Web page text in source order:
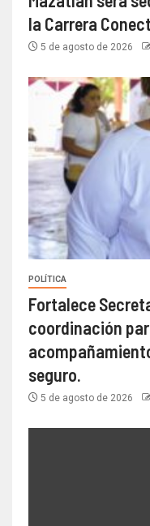
la Carrera
5 de agosto de 2026
POLÍTICA
Fortalece
coordinación
seguro.
5 de agosto de 2026